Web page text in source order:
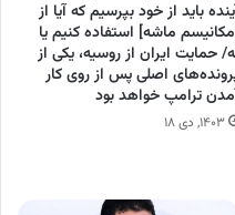
باید از خود بپرسیم که آیا از
ماشه] استفاده کنیم یا
حمایت ایران از روسیه، یکی از
اصلی پس از روی کار
ترامپ خواهد بود
۱۴۰۳, دی ۱۸